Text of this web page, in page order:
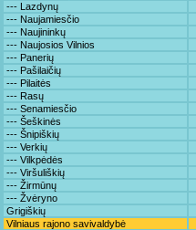
--- Lazdynų
--- Naujamiesčio
--- Naujininkų
--- Naujosios Vilnios
--- Panerių
--- Pašilaičių
--- Pilaitės
--- Rasų
--- Senamiesčio
--- Šeškinės
--- Šnipiškių
--- Verkių
--- Vilkpėdės
--- Viršuliškių
--- Žirmūnų
--- Žvėryno
Grigiškių
Vilniaus rajono savivaldybė